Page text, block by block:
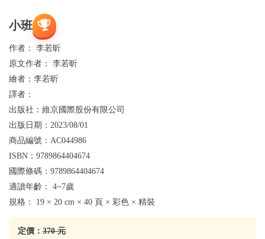
小班
作者： 李若昕
原文作者： 李若昕
繪者： 李若昕
譯者：
出版社： 維京國際股份有限公司
出版日期： 2023/08/01
商品編號： AC044986
ISBN： 9789864404674
國際條碼： 9789864404674
適讀年齡： 4~7歲
規格： 19 × 20 cm × 40 頁 × 彩色 × 精裝
定價： 370 元